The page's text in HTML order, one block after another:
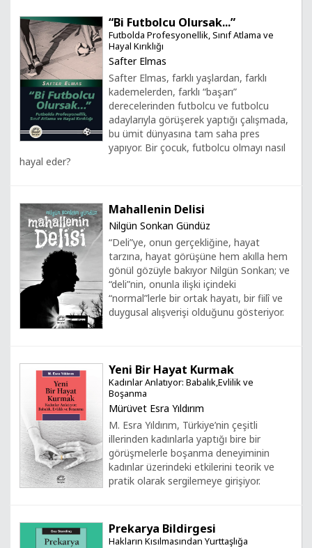
“Bi Futbolcu Olursak...”
Futbolda Profesyonellik, Sınıf Atlama ve
Hayal Kırıklığı
Safter Elmas
Safter Elmas, farklı yaşlardan, farklı
kademelerden, farklı “başarı”
derecelerinden futbolcu ve futbolcu
adaylarıyla görüşerek yaptığı çalışmada,
bu ümit dünyasına tam saha pres
yapıyor. Bir çocuk, futbolcu olmayı nasıl
hayal eder?
Mahallenin Delisi
Nilgün Sonkan Gündüz
“Deli”ye, onun gerçekliğine, hayat
tarzına, hayat görüşüne hem akılla hem
gönül gözüyle bakıyor Nilgün Sonkan; ve
“deli”nin, onunla ilişki içindeki
“normal”lerle bir ortak hayatı, bir fiilî ve
duygusal alışverişi olduğunu gösteriyor.
Yeni Bir Hayat Kurmak
Kadınlar Anlatıyor: Babalık,Evlilik ve
Boşanma
Mürüvet Esra Yıldırım
M. Esra Yıldırım, Türkiye’nin çeşitli
illerinden kadınlarla yaptığı bire bir
görüşmelerle boşanma deneyiminin
kadınlar üzerindeki etkilerini teorik ve
pratik olarak sergilemeye girişiyor.
Prekarya Bildirgesi
Hakların Kısılmasından Yurttaşlığa